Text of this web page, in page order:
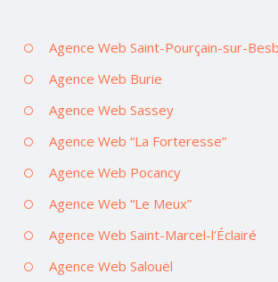
Agence Web Saint-Pourçain-sur-
Agence Web Burie
Agence Web Sassey
Agence Web “La Forteresse”
Agence Web Pocancy
Agence Web “Le Meux”
Agence Web Saint-Marcel-l’Éclairé
Agence Web Salouël